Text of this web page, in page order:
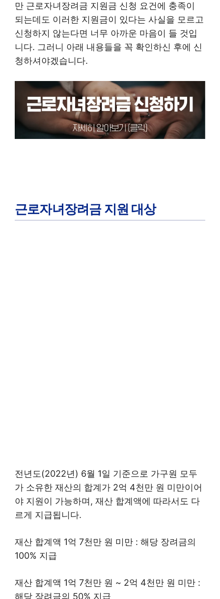
만 근로자녀장려금 지원금 신청 요건에 충족이
되는데도 이러한 지원금이 있다는 사실을 모르고
신청하지 않는다면 너무 아까운 마음이 들 것입
니다. 그러니 아래 내용들을 꼭 확인하신 후에 신
청하셔야겠습니다.
근로자녀장려금 지원 대상
전년도(2022년) 6월 1일 기준으로 가구원 모두
가 소유한 재산의 합계가 2억 4천만 원 미만이어
야 지원이 가능하며, 재산 합계액에 따라서도 다
르게 지급됩니다.
재산 합계액 1억 7천만 원 미만 : 해당 장려금의
100% 지급
재산 합계액 1억 7천만 원 ~ 2억 4천만 원 미만 :
해당 장려금의 50% 지급